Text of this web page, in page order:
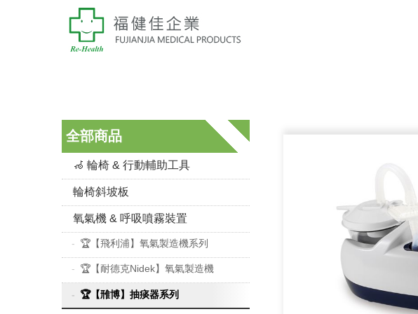
全部商品
🦽 輪椅 & 行動輔助工具
輪椅斜坡板
氧氣機 & 呼吸噴霧裝置
🏆【飛利浦】氧氣製造機系列
🏆【耐德克Nidek】氧氣製造機
🏆【雃博】抽痰器系列